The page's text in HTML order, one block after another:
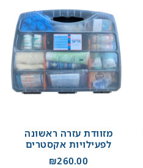
מזוודת עזרה ראשונה
לפעילויות אקסטרים
₪260.00